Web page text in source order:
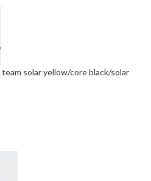
team solar yellow/core black/solar